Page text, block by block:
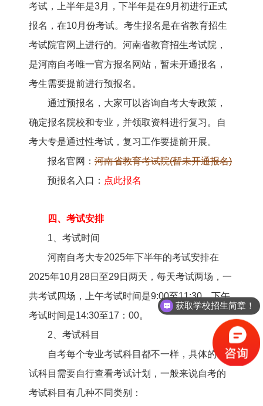
考试，上半年是3月，下半年是在9月初进行正式
报名，在10月份考试。考生报名是在省教育招生
考试院官网上进行的。河南省教育招生考试院，
是河南自考唯一官方报名网站，暂未开通报名，
考生需要提前进行预报名。
通过预报名，大家可以咨询自考大专政策，
确定报名院校和专业，并领取资料进行复习。自
考大专是通过性考试，复习工作要提前开展。
报名官网： 河南省教育考试院(暂未开通报名)
预报名入口： 点此报名
四、考试安排
1、考试时间
河南自考大专2025年下半年的考试安排在
2025年10月28日至29日两天，每天考试两场，一
共考试四场，上午考试时间是9:00至11:30，下午
考试时间是14:30至17：00。
2、考试科目
自考每个专业考试科目都不一样，具体的考
试科目需要自行查看考试计划，一般来说自考的
考试科目有几种不同类别：
获取学校招生简章！